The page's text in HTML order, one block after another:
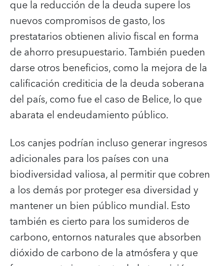
que la reducción de la deuda supere los
nuevos compromisos de gasto, los
prestatarios obtienen alivio fiscal en forma
de ahorro presupuestario. También pueden
darse otros beneficios, como la mejora de la
calificación crediticia de la deuda soberana
del país, como fue el caso de Belice, lo que
abarata el endeudamiento público.
Los canjes podrían incluso generar ingresos
adicionales para los países con una
biodiversidad valiosa, al permitir que cobren
a los demás por proteger esa diversidad y
mantener un bien público mundial. Esto
también es cierto para los sumideros de
carbono, entornos naturales que absorben
dióxido de carbono de la atmósfera y que